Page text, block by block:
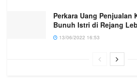
Perkara Uang Penjualan
Bunuh Istri di Rejang
13/06/2022 16:53